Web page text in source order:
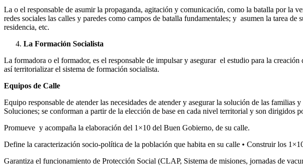
La o el responsable de asumir la propaganda, agitación y comunicación, como la batalla por la
redes sociales las calles y paredes como campos de batalla fundamentales; y asumen la tarea
residencia, etc.
La Formación Socialista
La formadora o el formador, es el responsable de impulsar y asegurar el estudio para la
así territorializar el sistema de formación socialista.
Equipos de Calle
Equipo responsable de atender las necesidades de atender y asegurar la solución de las
Soluciones; se conforman a partir de la elección de base en cada nivel territorial y son dirigidos
Promueve y acompaña la elaboración del 1×10 del Buen Gobierno, de su calle.
Define la caracterización socio-política de la población que habita en su calle • Construir los
Garantiza el funcionamiento de Protección Social (CLAP, Sistema de misiones, jornadas de